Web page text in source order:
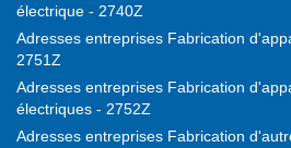
électrique - 2740Z
Adresses entreprises Fabrication
2751Z
Adresses entreprises Fabrication
électriques - 2752Z
Adresses entreprises Fabrication